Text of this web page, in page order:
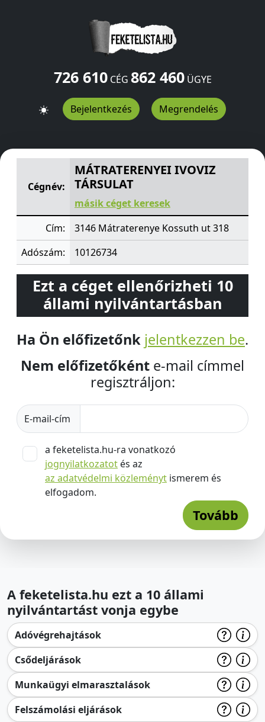
726 610CÉG 862 460ÜGYE
Bejelentkezés Megrendelés
MÁTRATERENYEI IVOVIZ TÁRSULAT Kossuth ut 318
Cégnév:
MÁTRATERENYEI IVOVIZ
TÁRSULAT
másik céget keresek
Cím:
3146 Mátraterenye Kossuth ut 318
Adószám:
10126734
Ezt a céget ellenőrizheti 10
állami nyilvántartásban
Ha Ön előfizetőnk jelentkezzen be.
Nem előfizetőként e-mail címmel
regisztráljon:
E-mail-cím
a feketelista.hu-ra vonatkozó
jognyilatkozatot és az
az adatvédelmi közleményt ismerem és
elfogadom.
Tovább
A feketelista.hu ezt a 10 állami
nyilvántartást vonja egybe
Adóvégrehajtások
Csődeljárások
Munkaügyi elmarasztalások
Felszámolási eljárások